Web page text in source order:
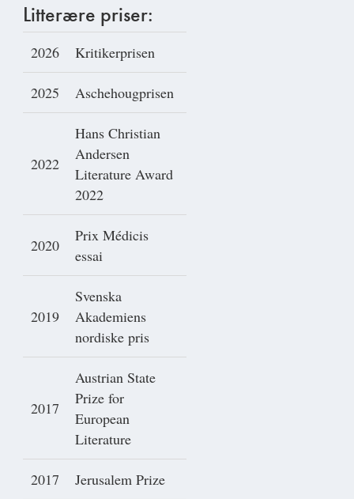
Litterære priser:
2026 Kritikerprisen
2025 Aschehougprisen
2022
Hans Christian
Andersen
Literature Award
2022
2020
Prix Médicis
essai
2019
Svenska
Akademiens
nordiske pris
2017
Austrian State
Prize for
European
Literature
2017 Jerusalem Prize